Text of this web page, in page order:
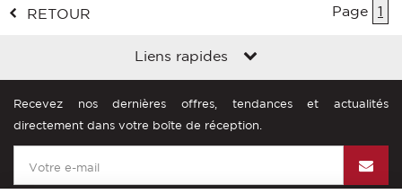
RETOUR Page 1
Liens rapides
Recevez nos dernières offres, tendances et actualités
directement dans votre boîte de réception.